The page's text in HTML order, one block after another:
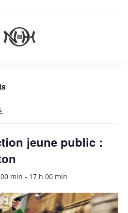
jeune public :
min - 17 h 00 min